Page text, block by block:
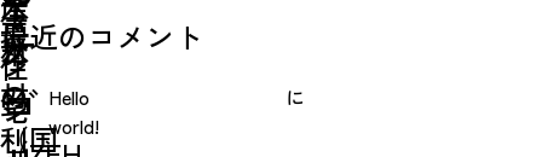
テ
ゴ
ー
住
宅
木
材
（国
択
マ
ン
シ
材
の
利
最近のコメント
Hello
world!
に